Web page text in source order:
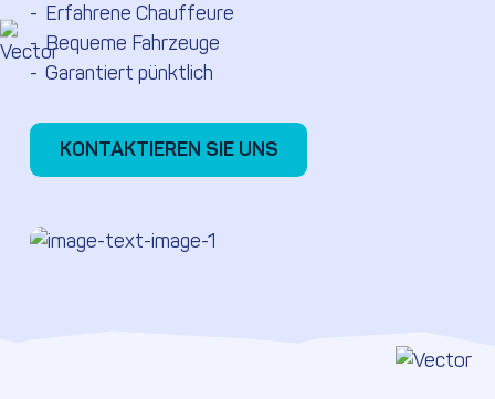
Erfahrene Chauffeure
Bequeme Fahrzeuge
Garantiert pünktlich
KONTAKTIEREN SIE UNS
KONTAKTIEREN SIE UNS